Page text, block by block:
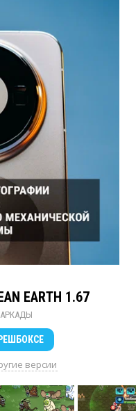
EARTH 1.67
АРКАДЫ
версии